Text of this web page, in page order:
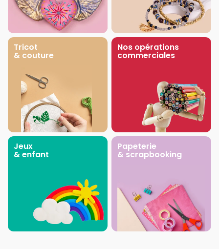
Tricot
& couture
Nos opérations
commerciales
Jeux
& enfant
Papeterie
& scrapbooking